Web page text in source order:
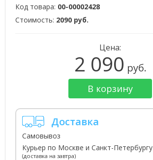
Код товара: 00-00002428
Стоимость: 2090 руб.
Цена:
2 090 руб.
В корзину
Доставка
Самовывоз
Курьер по Москве и Санкт-Петербургу
(доставка на завтра)